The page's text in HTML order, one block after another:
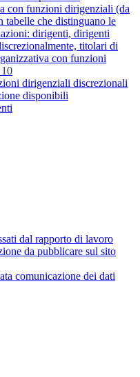
con funzioni dirigenziali (da
tabelle che distinguano le
dirigenti, dirigenti
titolari di
con funzioni
10
dirigenziali discrezionali
disponibili
dal rapporto di lavoro
da pubblicare sul sito
comunicazione dei dati